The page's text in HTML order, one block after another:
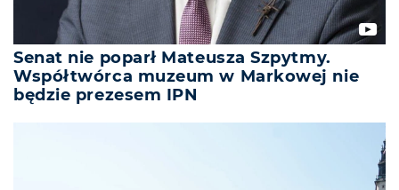
Senat nie poparł Mateusza Szpytmy.
Współtwórca muzeum w Markowej nie
będzie prezesem IPN